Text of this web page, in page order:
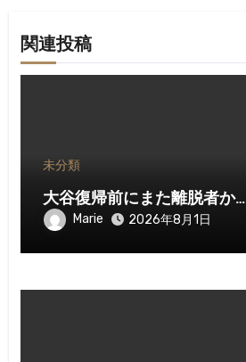
関連投稿
未分類
大谷復帰前にまた離脱者か…
Marie 2026年8月1日